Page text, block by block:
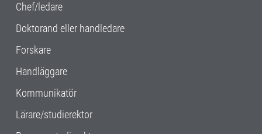
Chef/ledare
Doktorand eller handledare
Forskare
Handläggare
Kommunikatör
Lärare/studierektor